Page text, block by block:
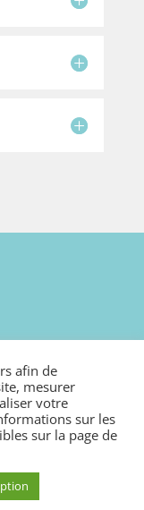
afin de
mesurer
votre
sur les
sur la page de